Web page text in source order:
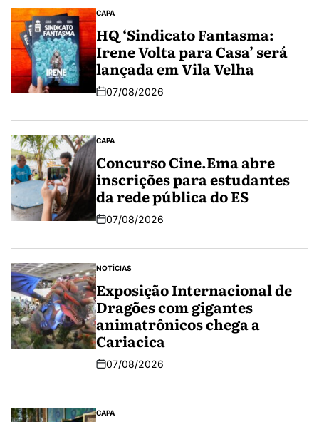
CAPA
HQ ‘Sindicato Fantasma:
Irene Volta para Casa’ será
lançada em Vila Velha
07/08/2026
CAPA
Concurso Cine.Ema abre
inscrições para estudantes
da rede pública do ES
07/08/2026
NOTÍCIAS
Exposição Internacional de
Dragões com gigantes
animatrônicos chega a
Cariacica
07/08/2026
CAPA